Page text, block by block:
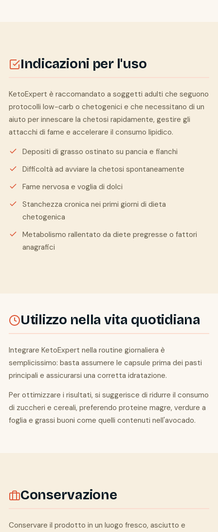
Indicazioni per l'uso
KetoExpert è raccomandato a soggetti adulti che seguono
protocolli low-carb o chetogenici e che necessitano di un
aiuto per innescare la chetosi rapidamente, gestire gli
attacchi di fame e accelerare il consumo lipidico.
Depositi di grasso ostinato su pancia e fianchi
Difficoltà ad avviare la chetosi spontaneamente
Fame nervosa e voglia di dolci
Stanchezza cronica nei primi giorni di dieta
chetogenica
Metabolismo rallentato da diete pregresse o fattori
anagrafici
Utilizzo nella vita quotidiana
Integrare KetoExpert nella routine giornaliera è
semplicissimo: basta assumere le capsule prima dei pasti
principali e assicurarsi una corretta idratazione.
Per ottimizzare i risultati, si suggerisce di ridurre il consumo
di zuccheri e cereali, preferendo proteine magre, verdure a
foglia e grassi buoni come quelli contenuti nell'avocado.
Conservazione
Conservare il prodotto in un luogo fresco, asciutto e